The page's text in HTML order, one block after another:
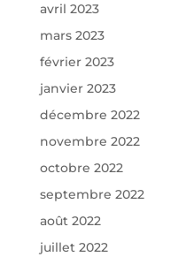
avril 2023
mars 2023
février 2023
janvier 2023
décembre 2022
novembre 2022
octobre 2022
septembre 2022
août 2022
juillet 2022